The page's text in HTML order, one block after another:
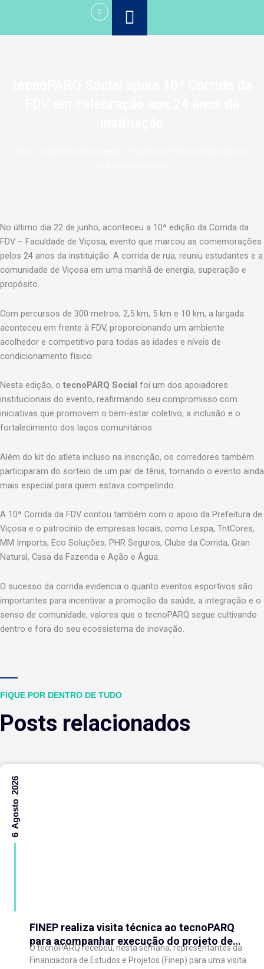
o
No último dia 22 de junho, aconteceu a 10ª edição da Corrida da
FDV – Faculdade de Viçosa, evento que marcou as comemorações
pelos 24 anos da instituição. A corrida de rua, reuniu estudantes e a
comunidade de Viçosa em uma manhã de energia, superação e
propósito.
Com percursos de 300 metros, 2,5 km, 5 km e 10 km, a largada
aconteceu em frente à FDV, proporcionando um ambiente
acolhedor e competitivo para todas as idades e níveis de
condicionamento físico.
Nesta edição, o tecnoPARQ Social foi um dos apoiadores
institucionais do evento, reafirmando seu compromisso com
iniciativas que promovem o bem-estar coletivo, a inclusão e o
fortalecimento dos laços comunitários.
Além do kit do atleta incluso na inscrição, os corredores também
participaram do sorteio de um par de tênis, tornando o evento ainda
mais especial para quem estava competindo.
A 10ª Corrida da FDV contou também com o apoio da Prefeitura de
Viçosa e o patrocínio de empresas locais, como Lespa, TntCores,
MM Imports, Eco Soluções, PHR Seguros, Clube da Corrida, Gran
Natural, Casa da Fazenda e Ação e Água.
O sucesso da corrida evidencia o quanto eventos esportivos são
importantes para incentivar a promoção da saúde, a integração e o
senso de comunidade, valores que o tecnoPARQ segue cultivando
dentro e fora do seu ecossistema de inovação.
FIQUE POR DENTRO DE TUDO
Posts relacionados
FINEP realiza visita técnica ao tecnoPARQ
para acompanhar execução do projeto de
expansão do Parque Tecnológico
O tecnoPARQ recebeu, nesta semana, representantes da
Financiadora de Estudos e Projetos (Finep) para uma visita
6 Agosto 2026